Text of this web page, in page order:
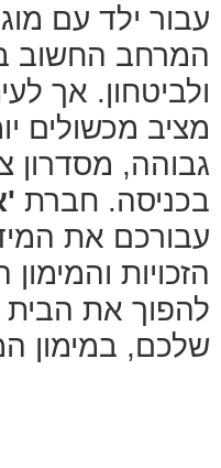
עבור ילד עם
המרחב החשוב
ולביטחון. אך
מציב מכשולים
גבוהה, מסדרון
בכניסה. חברת
עבורכם את
הזכויות
להפוך את הבית
שלכם, במימון